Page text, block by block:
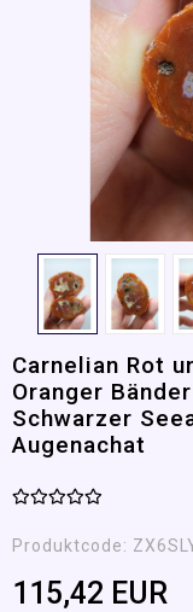
Carnelian Rot
Oranger
Schwarzer
Augenachat
Produktcode:
115,42 EUR